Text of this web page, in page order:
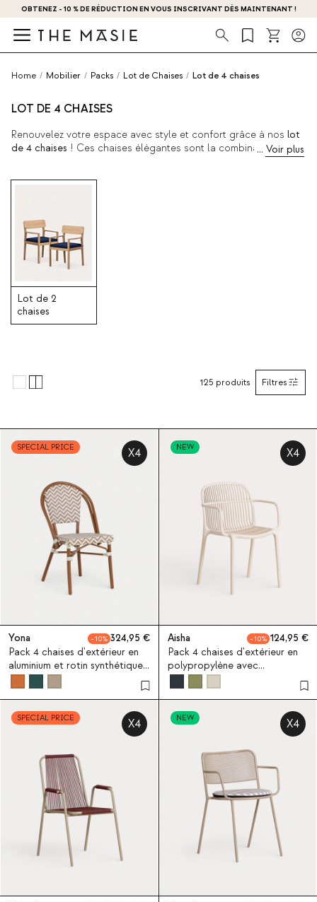
OBTENEZ - 10 % DE RÉDUCTION EN VOUS INSCRIVANT DÈS MAINTENANT !
Recherche
Home / Mobilier / Packs / Lot de Chaises / Lot de 4 chaises
LOT DE 4 CHAISES
Renouvelez votre espace avec style et confort grâce à nos lot
de 4 chaises ! Ces chaises élégantes sont la combinaison
packs, idéal pour toute occasion.
Lot de 2
chaises
Filtres
125 produits
SPECIAL PRICE X4
Yona 10
324,95
Pack 4 chaises d'extérieur en
aluminium et rotin synthétique
NEW X4
Aisha 10
124,95
Pack 4 chaises d'extérieur en
polypropylène avec
SPECIAL PRICE X4 NEW X4